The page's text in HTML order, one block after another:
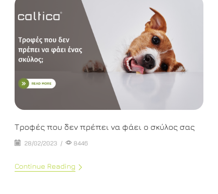
Τροφές που δεν πρέπει να φάει ο σκύλος σας
28/02/2023 / 8446
Continue Reading